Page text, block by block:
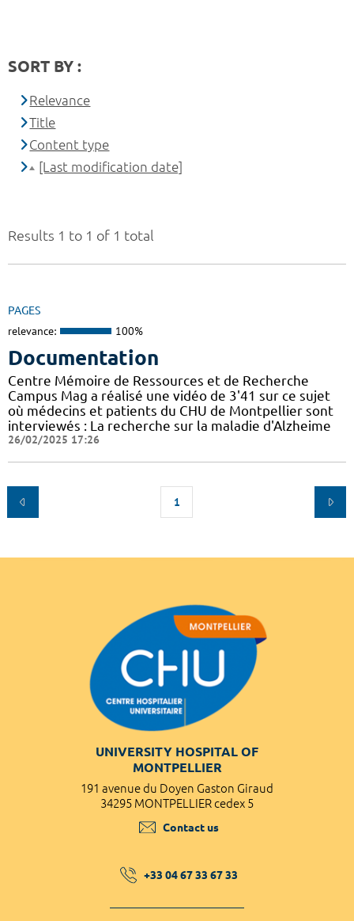
Results 1 to 1 of 1 total
PAGES
relevance: 100%
Documentation
Centre Mémoire de Ressources et de Recherche
Campus Mag a réalisé une vidéo de 3'41 sur ce sujet
où médecins et patients du CHU de Montpellier sont
interviewés : La recherche sur la maladie d'Alzheime
26/02/2025 17:26
1
SORT BY :
Relevance
Title
Content type
[Last modification date]
UNIVERSITY HOSPITAL OF
MONTPELLIER
191 avenue du Doyen Gaston Giraud
34295 MONTPELLIER cedex 5
Contact us
+33 04 67 33 67 33